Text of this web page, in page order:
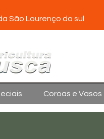
São Lourenço do sul
Coroas e Vasos